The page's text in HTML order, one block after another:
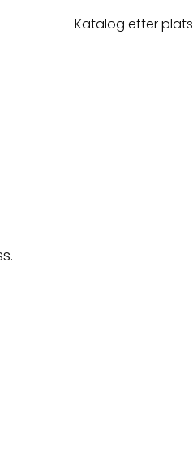
Katalog efter plats